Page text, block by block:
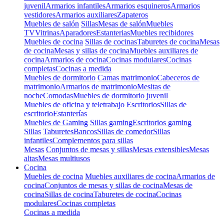
juvenilArmarios infantilesArmarios esquinerosArmarios
vestidoresArmarios auxiliaresZapateros
Muebles de salón SillasMesas de salónMuebles
TVVitrinasAparadoresEstanteriasMuebles recibidores
Muebles de cocina Sillas de cocinasTaburetes de cocinaMesas
de cocinaMesas y sillas de cocinaMuebles auxiliares de
cocinaArmarios de cocinaCocinas modularesCocinas
completasCocinas a medida
Muebles de dormitorio Camas matrimonioCabeceros de
matrimonioArmarios de matrimonioMesitas de
nocheComodasMuebles de dormitorio juvenil
Muebles de oficina y teletrabajo EscritoriosSillas de
escritorioEstanterías
Muebles de Gaming Sillas gamingEscritorios gaming
Sillas TaburetesBancosSillas de comedorSillas
infantilesComplementos para sillas
Mesas Conjuntos de mesas y sillasMesas extensiblesMesas
altasMesas multiusos
Cocina
Muebles de cocina Muebles auxiliares de cocinaArmarios de
cocinaConjuntos de mesas y sillas de cocinaMesas de
cocinaSillas de cocinaTaburetes de cocinaCocinas
modularesCocinas completas
Cocinas a medida